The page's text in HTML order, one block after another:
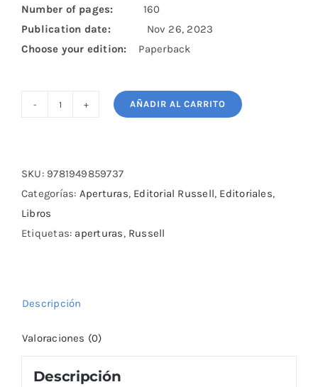
Number of pages: 160
Publication date: Nov 26, 2023
Choose your edition: Paperback
Lopez
Tales
the
AÑADIR AL CARRITO
SKU: 9781949859737
Categorías: Aperturas, Editorial Russell, Editoriales,
Libros
Etiquetas: aperturas, Russell
Descripción
Valoraciones (0)
Descripción